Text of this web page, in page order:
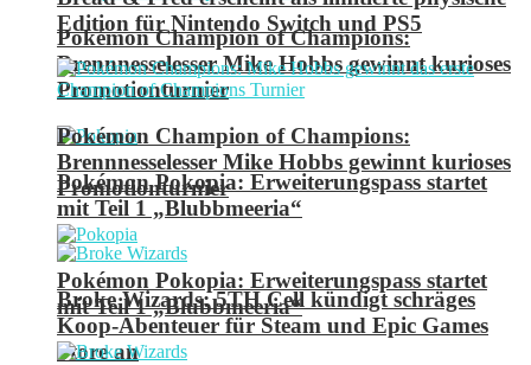
Pokémon Champion of Champions:
Brennnesselesser Mike Hobbs gewinnt kurioses
Promotionturnier
Pokémon Pokopia: Erweiterungspass startet
mit Teil 1 „Blubbmeeria“
Broke Wizards: 5TH Cell kündigt schräges
Koop-Abenteuer für Steam und Epic Games
Store an
Edition für Nintendo Switch und PS5
Pokémon Champion of Champions:
Brennnesselesser Mike Hobbs gewinnt kurioses
Promotionturnier
Pokémon Pokopia: Erweiterungspass startet
mit Teil 1 „Blubbmeeria“